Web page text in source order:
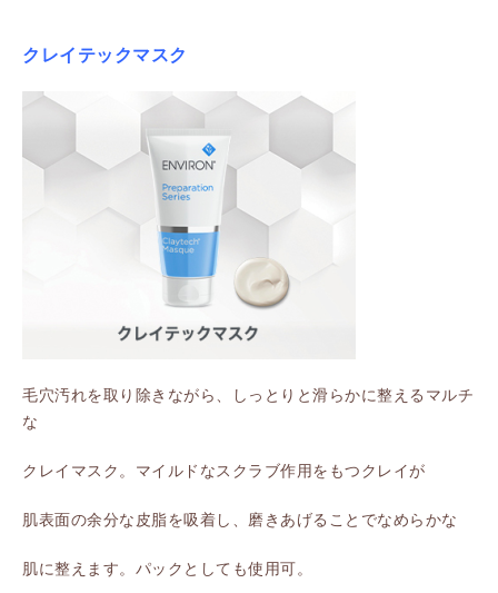
クレイテックマスク
毛穴汚れを取り除きながら、しっとりと滑らかに整えるマルチ
な
クレイマスク。マイルドなスクラブ作用をもつクレイが
肌表面の余分な皮脂を吸着し、磨きあげることでなめらかな
肌に整えます。パックとしても使用可。